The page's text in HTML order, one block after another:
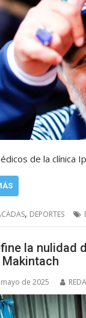
de la clínica
, DEPORTES
la nulidad
de 2025